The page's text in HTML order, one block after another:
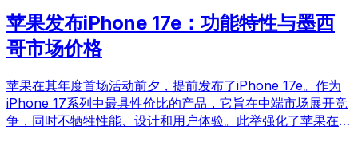
苹果发布iPhone 17e：功能特性与墨西
哥市场价格
苹果在其年度首场活动前夕，提前发布了iPhone 17e。作为
iPhone 17系列中最具性价比的产品，它旨在中端市场展开竞
争，同时不牺牲性能、设计和用户体验。此举强化了苹果在墨